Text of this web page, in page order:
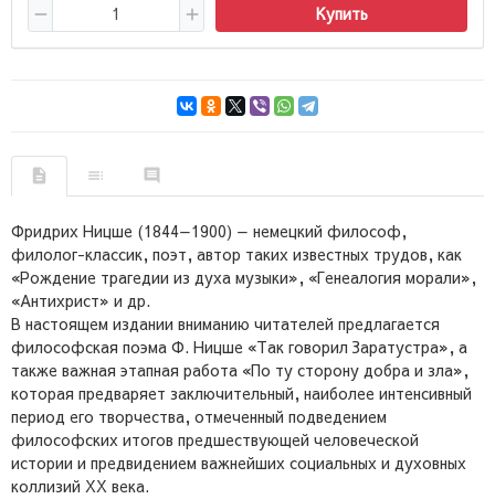
Купить
Фридрих Ницше (1844—1900) — немецкий философ,
филолог-классик, поэт, автор таких известных трудов, как
«Рождение трагедии из духа музыки», «Генеалогия морали»,
«Антихрист» и др.
В настоящем издании вниманию читателей предлагается
философская поэма Ф. Ницше «Так говорил Заратустра», а
также важная этапная работа «По ту сторону добра и зла»,
которая предваряет заключительный, наиболее интенсивный
период его творчества, отмеченный подведением
философских итогов предшествующей человеческой
истории и предвидением важнейших социальных и духовных
коллизий ХХ века.